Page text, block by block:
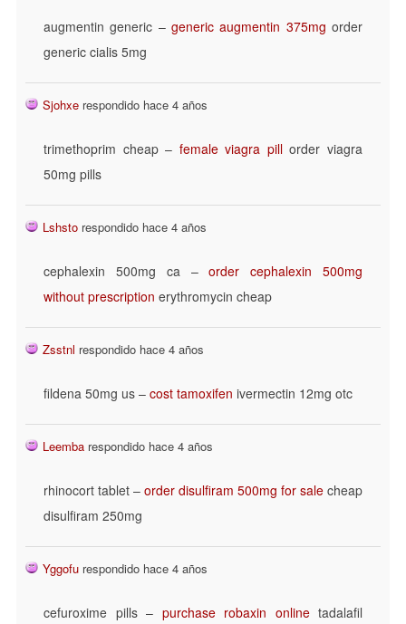
augmentin generic – generic augmentin 375mg order
generic cialis 5mg
Sjohxe respondido hace 4 años
trimethoprim cheap – female viagra pillorder viagra
50mg pills
Lshsto respondido hace 4 años
cephalexin 500mg ca –order cephalexin 500mg
without prescription erythromycin cheap
Zsstnl respondido hace 4 años
fildena 50mg us – cost tamoxifen ivermectin 12mg otc
Leemba respondido hace 4 años
rhinocort tablet – order disulfiram 500mg for sale cheap
disulfiram 250mg
Yggofu respondido hace 4 años
cefuroxime pills – purchase robaxin onlinetadalafil